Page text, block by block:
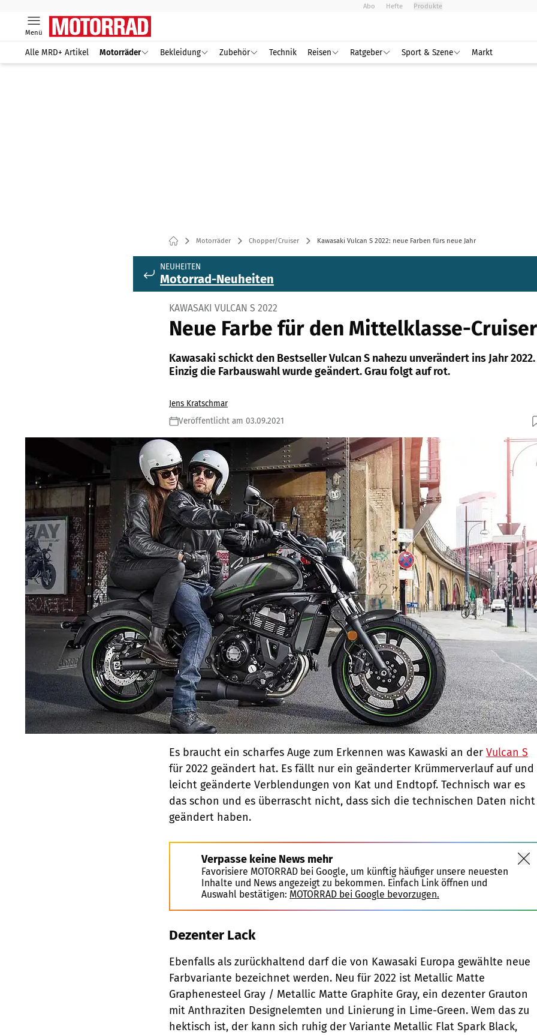
Abo Hefte Produkte
Menü
Alle MRD+ Artikel Motorräder Bekleidung Zubehör Technik Reisen Ratgeber Sport & Szene Markt
Motorräder Chopper/Cruiser Kawasaki Vulcan S 2022: neue Farben fürs neue Jahr
NEUHEITEN
Motorrad-Neuheiten
KAWASAKI VULCAN S 2022
Neue Farbe für den Mittelklasse-Cruiser
Kawasaki schickt den Bestseller Vulcan S nahezu unverändert ins Jahr 2022.
Einzig die Farbauswahl wurde geändert. Grau folgt auf rot.
Jens Kratschmar
Veröffentlicht am 03.09.2021
Es braucht ein scharfes Auge zum Erkennen was Kawaski an der Vulcan S
für 2022 geändert hat. Es fällt nur ein geänderter Krümmerverlauf auf und
leicht geänderte Verblendungen von Kat und Endtopf. Technisch war es
das schon und es überrascht nicht, dass sich die technischen Daten nicht
geändert haben.
Verpasse keine News mehr
Favorisiere MOTORRAD bei Google, um künftig häufiger unsere neuesten
Inhalte und News angezeigt zu bekommen. Einfach Link öffnen und
Auswahl bestätigen: MOTORRAD bei Google bevorzugen.
Dezenter Lack
Ebenfalls als zurückhaltend darf die von Kawasaki Europa gewählte neue
Farbvariante bezeichnet werden. Neu für 2022 ist Metallic Matte
Graphenesteel Gray / Metallic Matte Graphite Gray, ein dezenter Grauton
mit Anthraziten Designelemten und Linierung in Lime-Green. Wem das zu
hektisch ist, der kann sich ruhig der Variante Metallic Flat Spark Black,